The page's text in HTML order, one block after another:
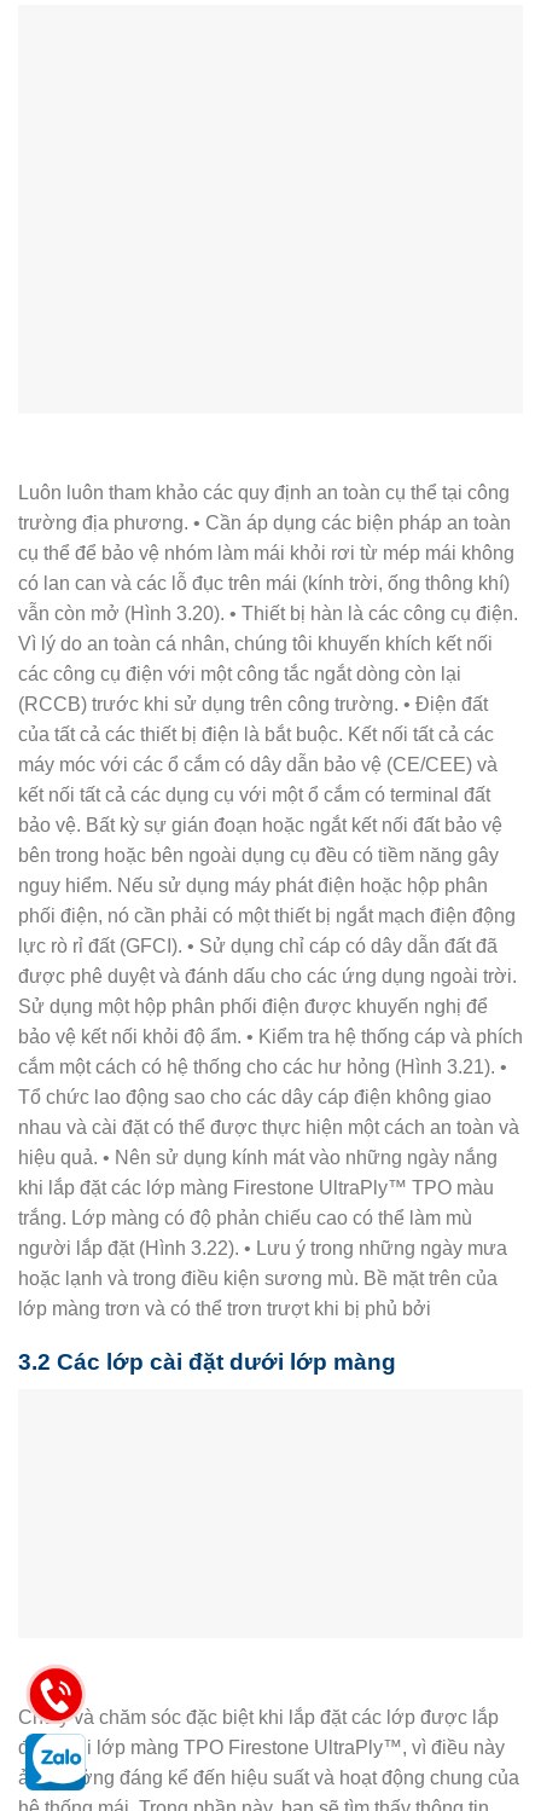
Luôn luôn tham khảo các quy định an toàn cụ thể tại công
trường địa phương. • Cần áp dụng các biện pháp an toàn
cụ thể để bảo vệ nhóm làm mái khỏi rơi từ mép mái không
có lan can và các lỗ đục trên mái (kính trời, ống thông khí)
vẫn còn mở (Hình 3.20). • Thiết bị hàn là các công cụ điện.
Vì lý do an toàn cá nhân, chúng tôi khuyến khích kết nối
các công cụ điện với một công tắc ngắt dòng còn lại
(RCCB) trước khi sử dụng trên công trường. • Điện đất
của tất cả các thiết bị điện là bắt buộc. Kết nối tất cả các
máy móc với các ổ cắm có dây dẫn bảo vệ (CE/CEE) và
kết nối tất cả các dụng cụ với một ổ cắm có terminal đất
bảo vệ. Bất kỳ sự gián đoạn hoặc ngắt kết nối đất bảo vệ
bên trong hoặc bên ngoài dụng cụ đều có tiềm năng gây
nguy hiểm. Nếu sử dụng máy phát điện hoặc hộp phân
phối điện, nó cần phải có một thiết bị ngắt mạch điện động
lực rò rỉ đất (GFCI). • Sử dụng chỉ cáp có dây dẫn đất đã
được phê duyệt và đánh dấu cho các ứng dụng ngoài trời.
Sử dụng một hộp phân phối điện được khuyến nghị để
bảo vệ kết nối khỏi độ ẩm. • Kiểm tra hệ thống cáp và phích
cắm một cách có hệ thống cho các hư hỏng (Hình 3.21). •
Tổ chức lao động sao cho các dây cáp điện không giao
nhau và cài đặt có thể được thực hiện một cách an toàn và
hiệu quả. • Nên sử dụng kính mát vào những ngày nắng
khi lắp đặt các lớp màng Firestone UltraPly™ TPO màu
trắng. Lớp màng có độ phản chiếu cao có thể làm mù
người lắp đặt (Hình 3.22). • Lưu ý trong những ngày mưa
hoặc lạnh và trong điều kiện sương mù. Bề mặt trên của
lớp màng trơn và có thể trơn trượt khi bị phủ bởi
3.2 Các lớp cài đặt dưới lớp màng
Chú ý và chăm sóc đặc biệt khi lắp đặt các lớp được lắp
đặt dưới lớp màng TPO Firestone UltraPly™, vì điều này
ảnh hưởng đáng kể đến hiệu suất và hoạt động chung của